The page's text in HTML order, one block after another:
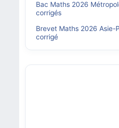
Bac Maths 2026
corrigés
Brevet Maths 2026 Asie-
corrigé